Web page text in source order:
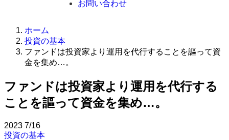
お問い合わせ
ホーム
投資の基本
ファンドは投資家より運用を代行することを謳って資
金を集め…。
ファンドは投資家より運用を代行する
ことを謳って資金を集め…。
2023 7/16
投資の基本